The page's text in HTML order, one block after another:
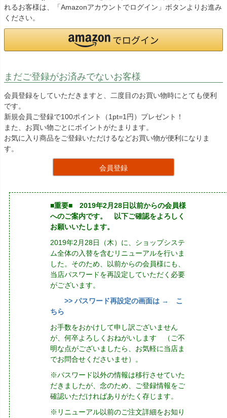
れるお客様は、「Amazonアカウントでログイン」ボタンよりお進み
ください。
まだご登録がお済みでないお客様
会員登録をしていただきますと、二度目のお買い物時にとても便利
です。
新規会員ご登録で100ポイント（1pt=1円）プレゼント！
また、お買い物ごとにポイントがたまります。
お気に入り商品をご登録いただけるなどお買い物が便利になりま
す。
会員登録
■重要■ 2019年2月28日以前からの会員様
へのご案内です。 以下ご確認をよろしく
お願いいたします。
2019年2月28日（木）に、ショップシステ
ム全体の入替を含むリニューアルを行いま
した。そのため、以前からの会員様にも、
当店パスワードを再設定していただく必要
がございます。
>> パスワード再設定の画面は → こ
ちら
お手数をおかけして申し訳ございません
が、何卒よろしくおねがいします （ご不
明な点がございましたら、お気軽に当店ま
でお問合せくださいませ）。
※パスワード以外の情報は移行させていた
だきましたが、念のため、ご登録情報をご
確認いただければありがたく存じます。
※リニューアル以前のご注文詳細をお知り